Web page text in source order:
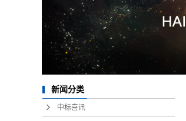
新闻分类
中标喜讯